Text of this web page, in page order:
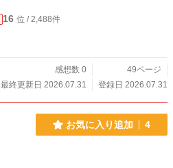
16 位 / 2,488件
感想数 0
49ページ
最終更新日 2026.07.31
登録日 2026.07.31
お気に入り追加 4